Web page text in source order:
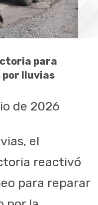
para
lluvias
de 2026
el
reactivó
para reparar